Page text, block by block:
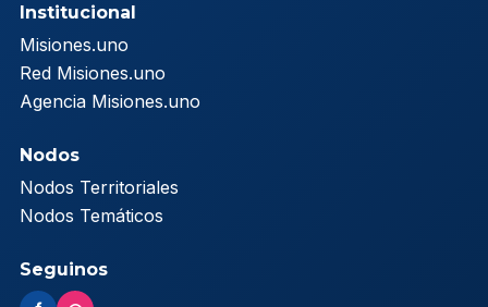
Institucional
Misiones.uno
Red Misiones.uno
Agencia Misiones.uno
Nodos
Nodos Territoriales
Nodos Temáticos
Seguinos